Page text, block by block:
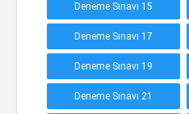
Deneme Sınavı 15
Deneme Sınavı 17
Deneme Sınavı 19
Deneme Sınavı 21